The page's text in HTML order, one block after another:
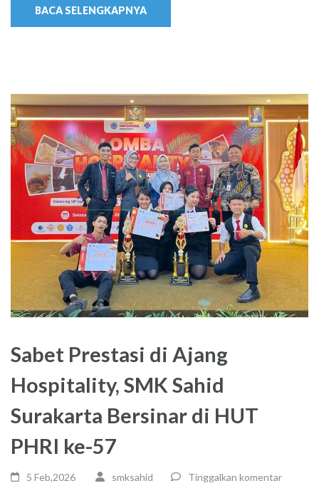
BACA SELENGKAPNYA
Sabet Prestasi di Ajang
Hospitality, SMK Sahid
Surakarta Bersinar di HUT
PHRI ke-57
5 Feb,2026 smksahid Tinggalkan komentar